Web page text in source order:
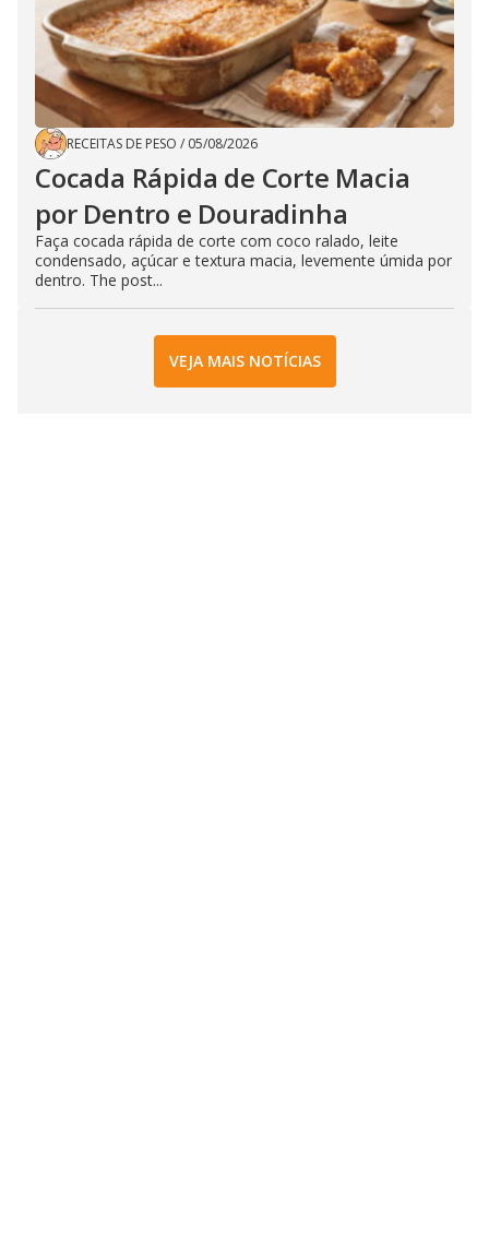
RECEITAS DE PESO / 05/08/2026
Cocada Rápida de Corte Macia
por Dentro e Douradinha
Faça cocada rápida de corte com coco ralado, leite
condensado, açúcar e textura macia, levemente úmida por
dentro. The post...
VEJA MAIS NOTÍCIAS